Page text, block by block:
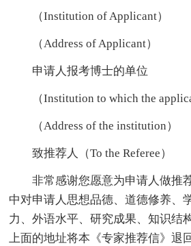
（Institution of Applicant）
（Address of Applicant）
申请人报考博士的单位
（Institution to which the
（Address of the institution）
致推荐人（To the Referee）
非常感谢您愿意为申请人做推
中对申请人思想品德、道德修养、
力、外语水平、研究成果、知识结
上面的地址将本《专家推荐信》退